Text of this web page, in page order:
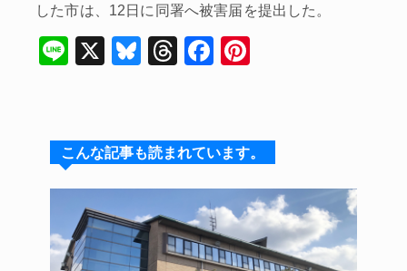
した市は、12日に同署へ被害届を提出した。
Li
X
Bl
s
k
y
T
a
d
s
F
e
b
o
o
k
e
st
こんな記事も読まれています。